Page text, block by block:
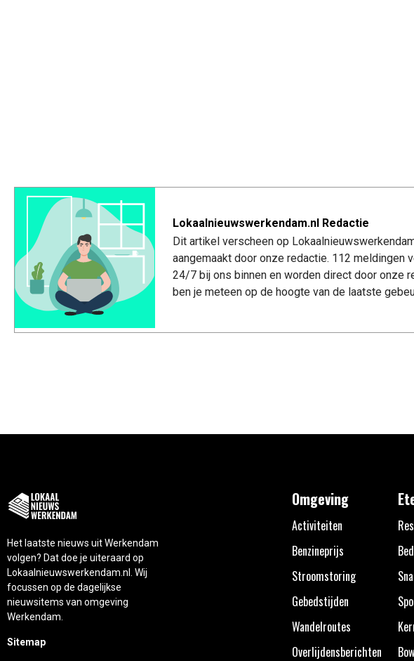
Lokaalnieuwswerkendam.nl Redactie
Dit artikel verscheen op
aangemaakt door onze redactie. 112 meldingen
24/7 bij ons binnen en worden direct door onze
ben je meteen op de hoogte van de laatste
Het laatste nieuws uit Werkendam
volgen? Dat doe je uiteraard op
Lokaalnieuwswerkendam.nl. Wij
focussen op de dagelijkse
nieuwsitems van omgeving
Werkendam.
Sitemap
Omgeving
Activiteiten
Benzineprijs
Stroomstoring
Gebedstijden
Wandelroutes
Overlijdensberichten